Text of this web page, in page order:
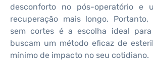
desconforto no pós-operatório e
recuperação mais longo. Portanto,
sem cortes é a escolha ideal
buscam um método eficaz de
mínimo de impacto no seu cotidiano.